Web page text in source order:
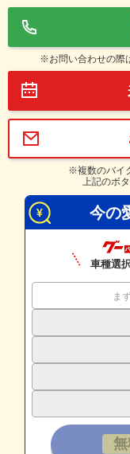
※お問い合わせの際
※複数のバイ
上記のボ
今の
車種選
ま